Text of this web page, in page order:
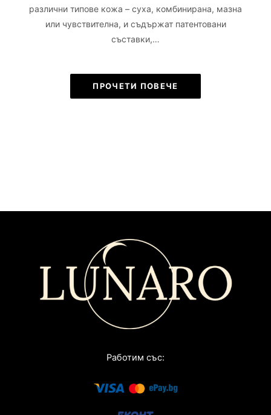
различни типове кожа – суха, комбинирана, мазна
или чувствителна, и съдържат патентовани
съставки,…
ПРОЧЕТИ ПОВЕЧЕ
Работим със: